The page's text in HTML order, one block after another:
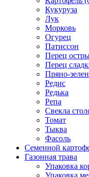
Кукуруза
Лук
Морковь
Огурец
Патиссон
Перец
Перец
Пряно-
Редис
Редька
Репа
Свекла
Томат
Тыква
Фасоль
Семенной
Газонная трава
Упаковка
Упаковка